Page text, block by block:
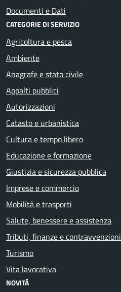
Documenti e Dati
CATEGORIE DI SERVIZIO
Agricoltura e pesca
Ambiente
Anagrafe e stato civile
Appalti pubblici
Autorizzazioni
Catasto e urbanistica
Cultura e tempo libero
Educazione e formazione
Giustizia e sicurezza pubblica
Imprese e commercio
Mobilità e trasporti
Salute, benessere e assistenza
Tributi, finanze e contravvenzioni
Turismo
Vita lavorativa
NOVITÀ